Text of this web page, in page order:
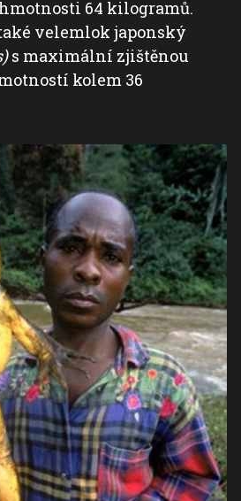
64 kilogramů.
velemlok japonský
s maximální zjištěnou
kolem 36